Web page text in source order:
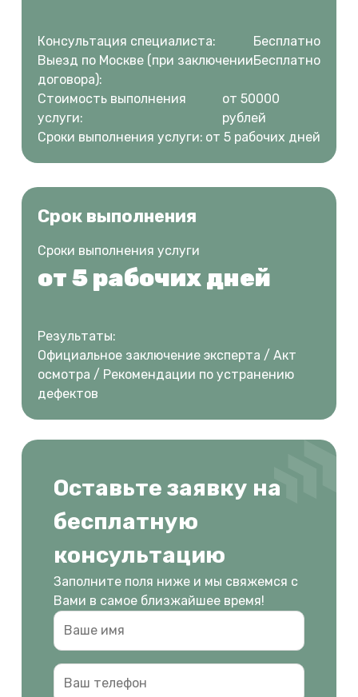
Консультация специалиста:
Бесплатно
Выезд по Москве (при заключении
договора):
Бесплатно
Стоимость выполнения
услуги:
от 50000
рублей
Сроки выполнения услуги: от 5 рабочих дней
Срок выполнения
Сроки выполнения услуги
от 5 рабочих дней
Результаты:
Официальное заключение эксперта / Акт
осмотра / Рекомендации по устранению
дефектов
Оставьте заявку на
бесплатную
консультацию
Заполните поля ниже и мы свяжемся с
Вами в самое близжайшее время!